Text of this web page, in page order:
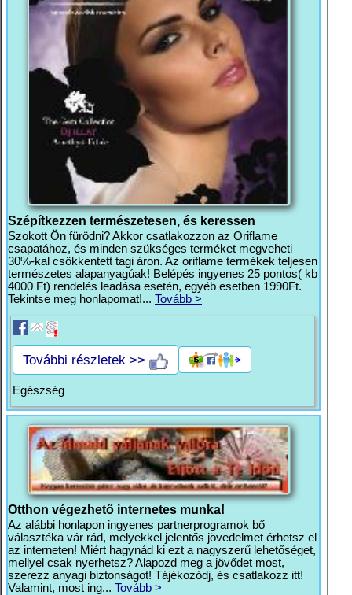
Szépítkezzen természetesen, és keressen
Szokott Ön fürödni? Akkor csatlakozzon az Oriflame
csapatához, és minden szükséges terméket megveheti
30%-kal csökkentett tagi áron. Az oriflame termékek teljesen
természetes alapanyagúak! Belépés ingyenes 25 pontos( kb
4000 Ft) rendelés leadása esetén, egyéb esetben 1990Ft.
Tekintse meg honlapomat!... Tovább >
További részletek >>
Egészség
Otthon végezhető internetes munka!
Az alábbi honlapon ingyenes partnerprogramok bő
választéka vár rád, melyekkel jelentős jövedelmet érhetsz el
az interneten! Miért hagynád ki ezt a nagyszerű lehetőséget,
mellyel csak nyerhetsz? Alapozd meg a jövődet most,
szerezz anyagi biztonságot! Tájékozódj, és csatlakozz itt!
Valamint, most ing... Tovább >